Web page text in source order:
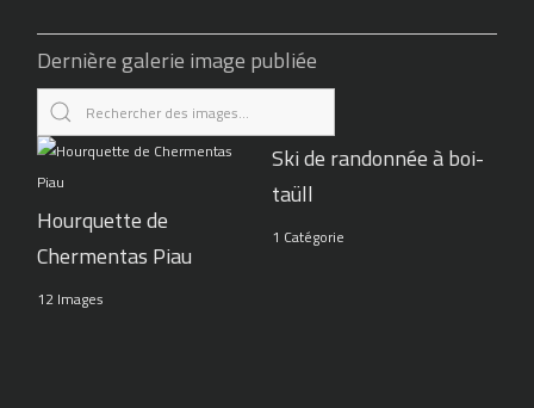
Dernière galerie image publiée
Hourquette de
Chermentas Piau
12 Images
Ski de randonnée à boi-
taüll
1 Catégorie